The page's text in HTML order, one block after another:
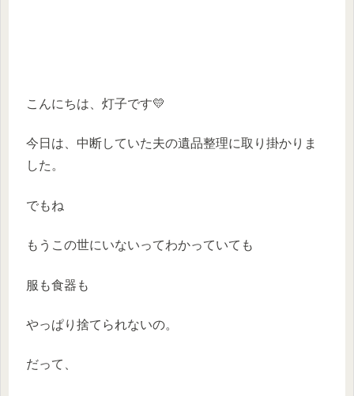
こんにちは、灯子です💛
今日は、中断していた夫の遺品整理に取り掛かりま
した。
でもね
もうこの世にいないってわかっていても
服も食器も
やっぱり捨てられないの。
だって、